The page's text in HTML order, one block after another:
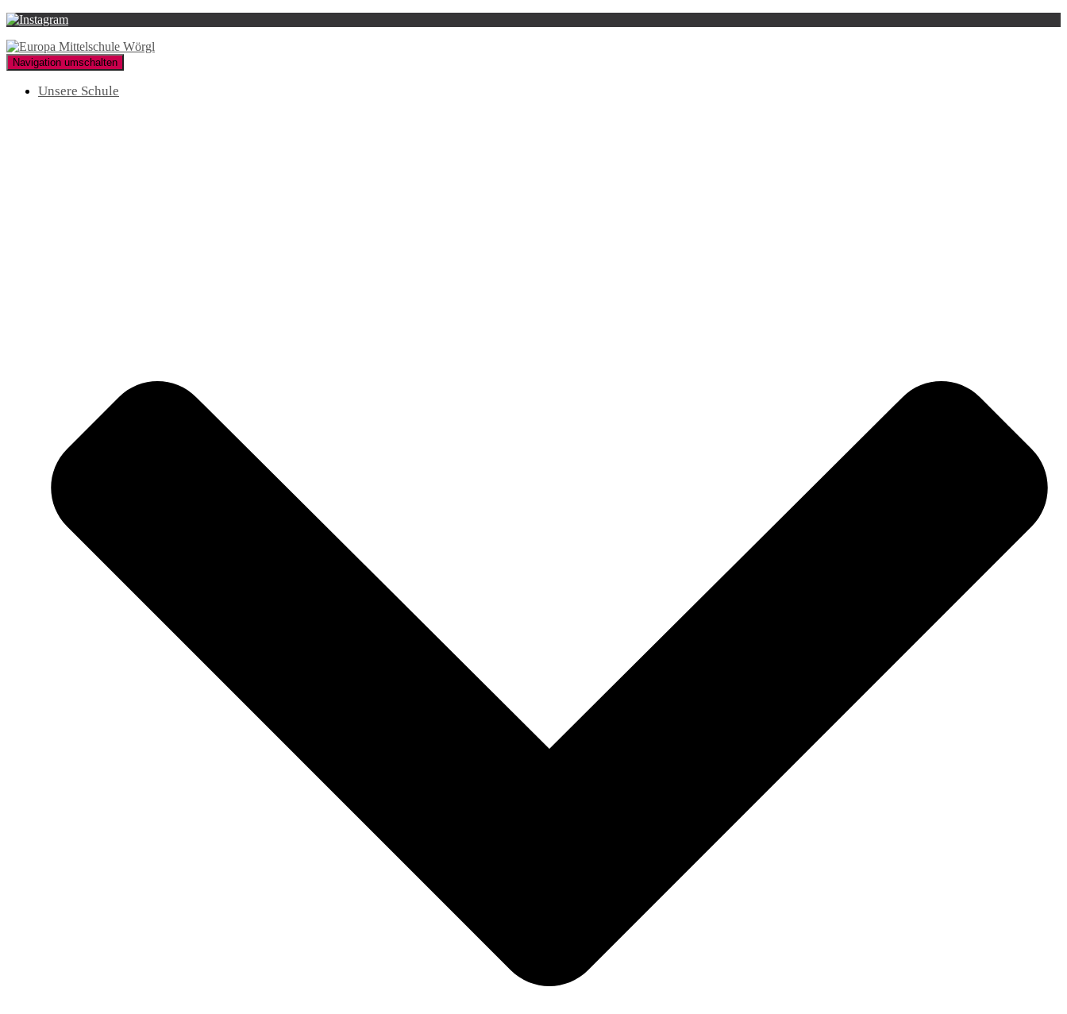
Navigation umschalten
Unsere Schule